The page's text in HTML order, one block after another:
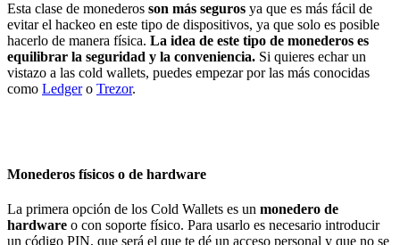
Esta clase de monederos son más seguros ya que es más fácil de
evitar el hackeo en este tipo de dispositivos, ya que solo es posible
hacerlo de manera física. La idea de este tipo de monederos es
equilibrar la seguridad y la conveniencia. Si quieres echar un
vistazo a las cold wallets, puedes empezar por las más conocidas
como Ledgero Trezor.
Monederos físicos o de hardware
La primera opción de los Cold Wallets es un monedero de
hardware o con soporte físico. Para usarlo es necesario introducir
un código PIN, que será el que te dé un acceso personal y que no se